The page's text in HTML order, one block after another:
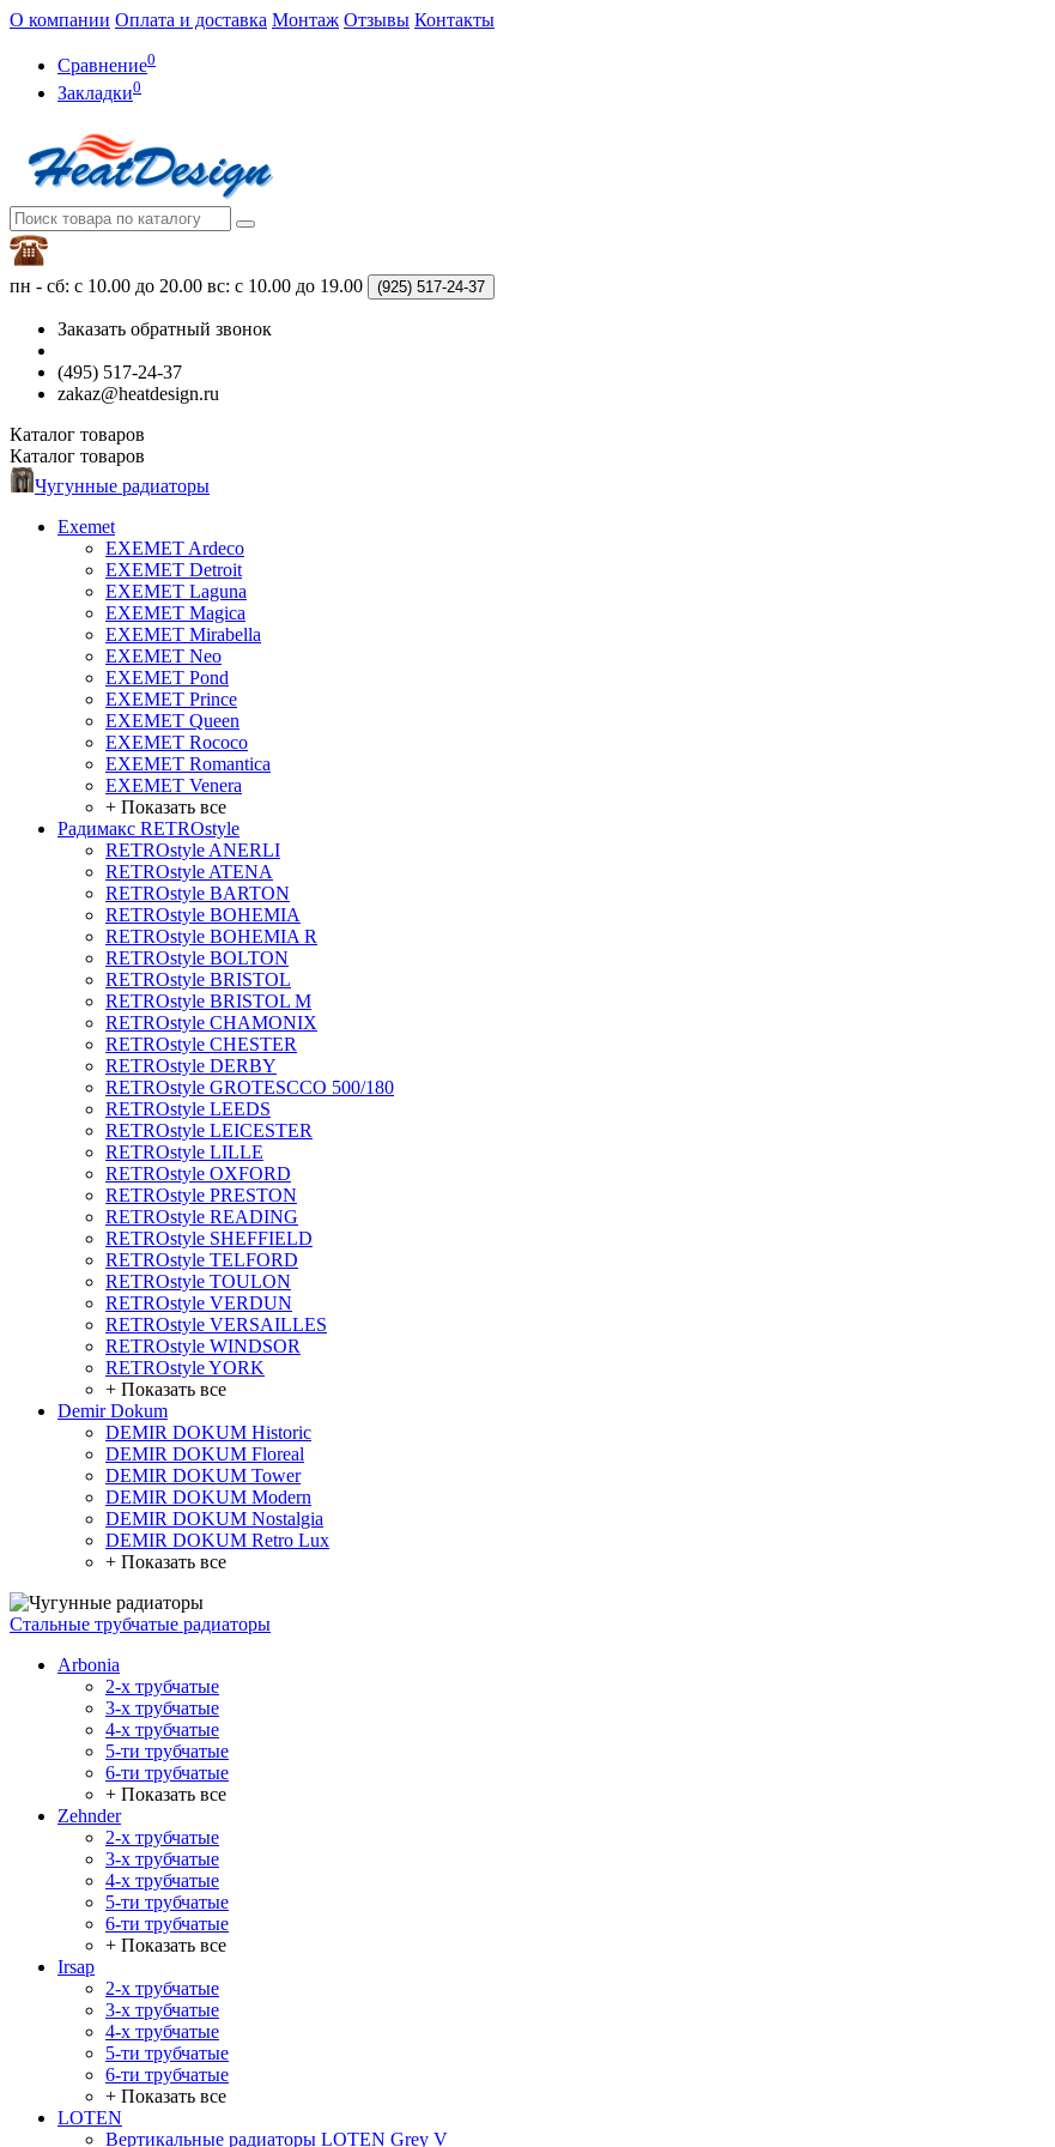
О компании Оплата и доставка Монтаж Отзывы Контакты
Сравнение0
Закладки0
пн - сб: с 10.00 до 20.00 вс: с 10.00 до 19.00 (925) 517-24-37
Заказать обратный звонок
(495) 517-24-37
zakaz@heatdesign.ru
Каталог товаров
Каталог товаров
Чугунные радиаторы
Exemet
EXEMET Ardeco
EXEMET Detroit
EXEMET Laguna
EXEMET Magica
EXEMET Mirabella
EXEMET Neo
EXEMET Pond
EXEMET Prince
EXEMET Queen
EXEMET Rococo
EXEMET Romantica
EXEMET Venera
+ Показать все
Радимакс RETROstyle
RETROstyle ANERLI
RETROstyle ATENA
RETROstyle BARTON
RETROstyle BOHEMIA
RETROstyle BOHEMIA R
RETROstyle BOLTON
RETROstyle BRISTOL
RETROstyle BRISTOL M
RETROstyle CHAMONIX
RETROstyle CHESTER
RETROstyle DERBY
RETROstyle GROTESCCO 500/180
RETROstyle LEEDS
RETROstyle LEICESTER
RETROstyle LILLE
RETROstyle OXFORD
RETROstyle PRESTON
RETROstyle READING
RETROstyle SHEFFIELD
RETROstyle TELFORD
RETROstyle TOULON
RETROstyle VERDUN
RETROstyle VERSAILLES
RETROstyle WINDSOR
RETROstyle YORK
+ Показать все
Demir Dokum
DEMIR DOKUM Historic
DEMIR DOKUM Floreal
DEMIR DOKUM Tower
DEMIR DOKUM Modern
DEMIR DOKUM Nostalgia
DEMIR DOKUM Retro Lux
+ Показать все
Стальные трубчатые радиаторы
Arbonia
2-х трубчатые
3-х трубчатые
4-х трубчатые
5-ти трубчатые
6-ти трубчатые
+ Показать все
Zehnder
2-х трубчатые
3-х трубчатые
4-х трубчатые
5-ти трубчатые
6-ти трубчатые
+ Показать все
Irsap
2-х трубчатые
3-х трубчатые
4-х трубчатые
5-ти трубчатые
6-ти трубчатые
+ Показать все
LOTEN
Вертикальные радиаторы LOTEN Grey V